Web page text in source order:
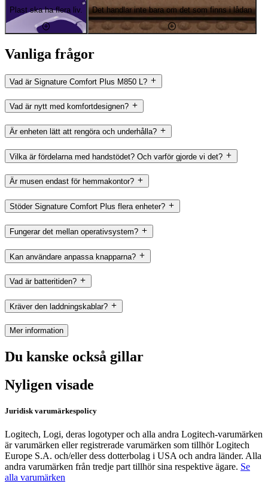
Plast ska ha flera liv. Det handlar inte bara om det som finns i lådan
Vanliga frågor
Vad är Signature Comfort Plus M850 L?
Vad är nytt med komfortdesignen?
Är enheten lätt att rengöra och underhålla?
Vilka är fördelarna med handstödet? Och varför gjorde vi det?
Är musen endast för hemmakontor?
Stöder Signature Comfort Plus flera enheter?
Fungerar det mellan operativsystem?
Kan användare anpassa knapparna?
Vad är batteritiden?
Kräver den laddningskablar?
Mer information
Du kanske också gillar
Nyligen visade
Juridisk varumärkespolicy
Logitech, Logi, deras logotyper och alla andra Logitech-varumärken
är varumärken eller registrerade varumärken som tillhör Logitech
Europe S.A. och/eller dess dotterbolag i USA och andra länder. Alla
andra varumärken från tredje part tillhör sina respektive ägare. Se
alla varumärken